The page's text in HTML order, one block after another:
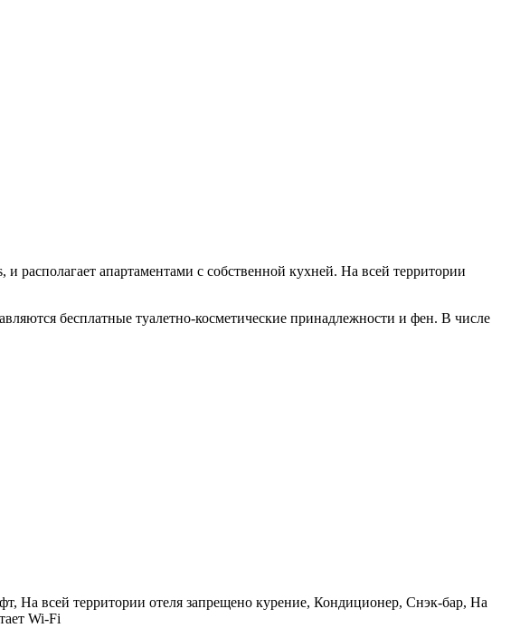
располагает апартаментами с собственной кухней. На всей территории
бесплатные туалетно-косметические принадлежности и фен. В числе
На всей территории отеля запрещено курение, Кондиционер, Снэк-бар, На
Wi-Fi